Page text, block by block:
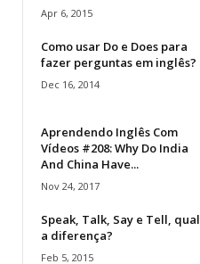
Apr 6, 2015
Como usar Do e Does para
fazer perguntas em inglês?
Dec 16, 2014
Aprendendo Inglês Com
Vídeos #208: Why Do India
And China Have...
Nov 24, 2017
Speak, Talk, Say e Tell, qual
a diferença?
Feb 5, 2015